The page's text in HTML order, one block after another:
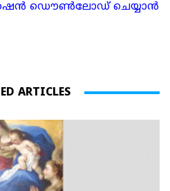
ഡൌണ്‍ലോഡ് ചെയ്യാന്‍
ARTICLES